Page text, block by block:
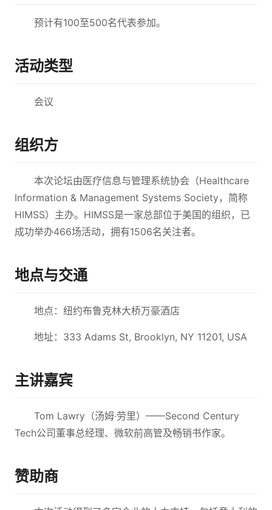
预计有100至500名代表参加。
活动类型
会议
组织方
本次论坛由医疗信息与管理系统协会（Healthcare
Information & Management Systems Society，简称
HIMSS）主办。HIMSS是一家总部位于美国的组织，已
成功举办466场活动，拥有1506名关注者。
地点与交通
地点：纽约布鲁克林大桥万豪酒店
地址：333 Adams St, Brooklyn, NY 11201, USA
主讲嘉宾
Tom Lawry（汤姆·劳里）——Second Century
Tech公司董事总经理、微软前高管及畅销书作家。
赞助商